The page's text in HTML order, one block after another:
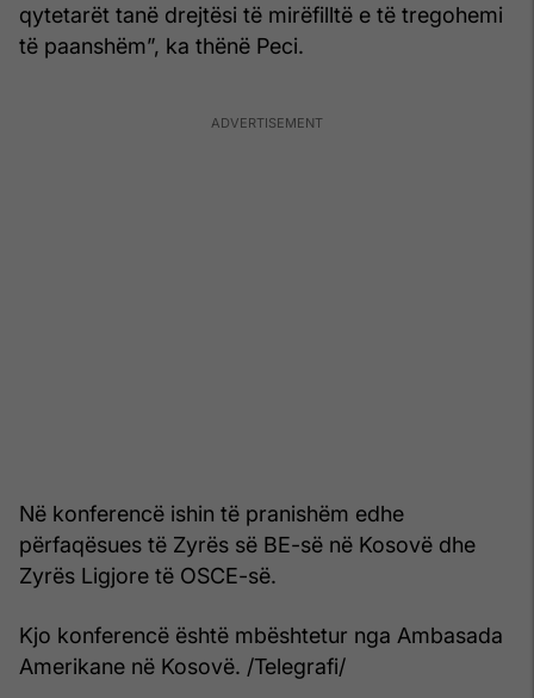
qytetarët tanë drejtësi të mirëfilltë e të tregohemi
të paanshëm”, ka thënë Peci.
Në konferencë ishin të pranishëm edhe
përfaqësues të Zyrës së BE-së në Kosovë dhe
Zyrës Ligjore të OSCE-së.
Kjo konferencë është mbështetur nga Ambasada
Amerikane në Kosovë. /Telegrafi/